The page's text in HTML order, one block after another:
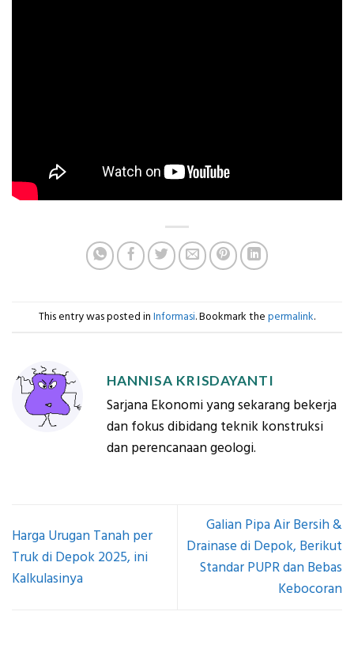
This entry was posted in Informasi. Bookmark the permalink.
HANNISA KRISDAYANTI
Sarjana Ekonomi yang sekarang bekerja
dan fokus dibidang teknik konstruksi
dan perencanaan geologi.
Harga Urugan Tanah per
Truk di Depok 2025, ini
Kalkulasinya
Galian Pipa Air Bersih &
Drainase di Depok, Berikut
Standar PUPR dan Bebas
Kebocoran